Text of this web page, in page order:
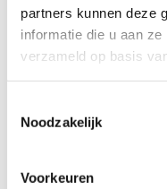
partners kunnen deze
informatie die u aan
verzameld op basis
Noodzakelijk
Voorkeuren
Een boek van
antwoordt op vragen